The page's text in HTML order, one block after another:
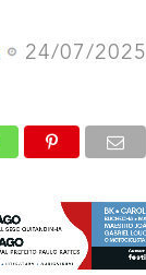
24/07/2025